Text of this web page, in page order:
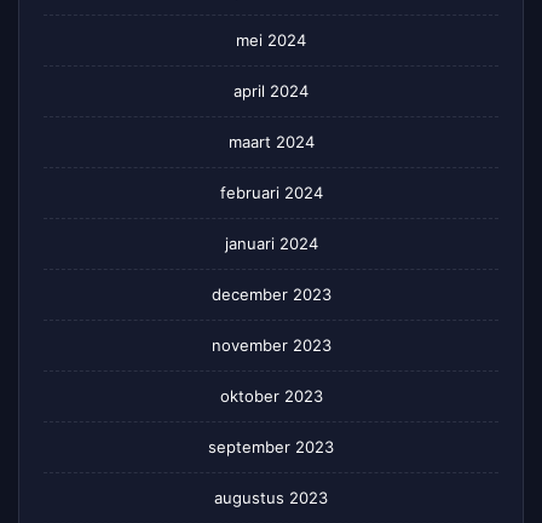
mei 2024
april 2024
maart 2024
februari 2024
januari 2024
december 2023
november 2023
oktober 2023
september 2023
augustus 2023